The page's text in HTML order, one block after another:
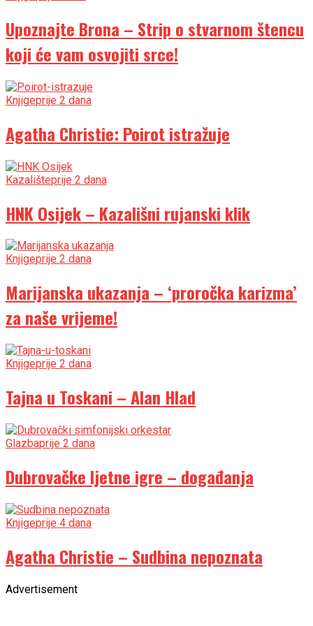
Upoznajte Brona – Strip o stvarnom štencu
koji će vam osvojiti srce!
Knjigeprije 2 dana
Agatha Christie: Poirot istražuje
Kazališteprije 2 dana
HNK Osijek – Kazališni rujanski klik
Knjigeprije 2 dana
Marijanska ukazanja – ‘proročka karizma’
za naše vrijeme!
Knjigeprije 2 dana
Tajna u Toskani – Alan Hlad
Glazbaprije 2 dana
Dubrovačke ljetne igre – događanja
Knjigeprije 4 dana
Agatha Christie – Sudbina nepoznata
Advertisement